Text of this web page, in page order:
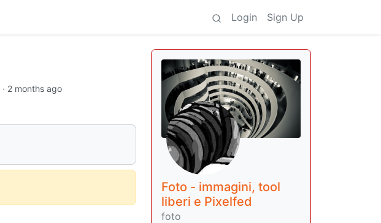
Login Sign Up
· 2 months ago
Foto - immagini, tool
liberi e Pixelfed
foto